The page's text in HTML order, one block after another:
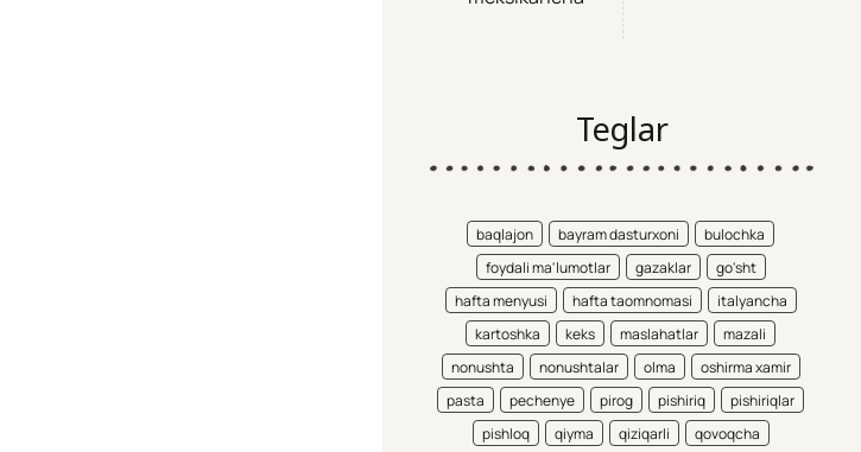
Teglar
baqlajon bayram dasturxoni
bulochka
foydali ma'lumotlar
gazaklar
go'sht
hafta menyusi
hafta taomnomasi
italyancha
kartoshka
keks maslahatlar
mazali
nonushta
nonushtalar olma
oshirma xamir
pasta
pechenye pirog pishiriq
pishiriqlar
pishloq
qiyma qiziqarli
qovoqcha